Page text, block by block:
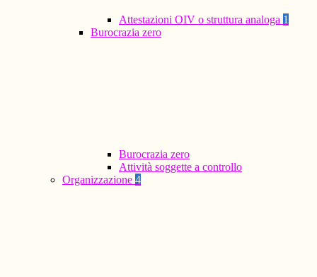
Attestazioni OIV o struttura analoga 1
Burocrazia zero
Burocrazia zero
Attività soggette a controllo
Organizzazione 4